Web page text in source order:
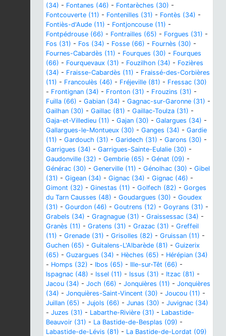
(34) - Fontanes (46) - Fontarèches (30) -
Fontcouverte (11) - Fontenilles (31) - Fontès (34) -
Fontiès-d'Aude (11) - Fontjoncouse (11) -
Fontpédrouse (66) - Fontrailles (65) - Forgues (31) -
Fos (31) - Fos (34) - Fosse (66) - Fournès (30) -
Fournes-Cabardès (11) - Fourques (30) - Fourques
(66) - Fourquevaux (31) - Fouzilhon (34) - Fozières
(34) - Fraisse-Cabardès (11) - Fraissé-des-Corbières
(11) - Francoulès (46) - Fréjeville (81) - Fressac (30)
- Frontignan (34) - Fronton (31) - Frouzins (31) -
Fuilla (66) - Gabian (34) - Gagnac-sur-Garonne (31) -
Gailhan (30) - Gaillac (81) - Gaillac-Toulza (31) -
Gaja-et-Villedieu (11) - Gajan (30) - Galargues (34) -
Gallargues-le-Montueux (30) - Ganges (34) - Gardie
(11) - Gardouch (31) - Garidech (31) - Garons (30) -
Garrigues (34) - Garrigues-Sainte-Eulalie (30) -
Gaudonville (32) - Gembrie (65) - Génat (09) -
Générac (30) - Generville (11) - Génolhac (30) - Gibel
(31) - Gigean (34) - Gignac (34) - Gignac (46) -
Gimont (32) - Ginestas (11) - Golfech (82) - Gorges
du Tarn Causses (48) - Goudargues (30) - Goudex
(31) - Gourdon (46) - Goutrens (12) - Goyrans (31) -
Grabels (34) - Gragnague (31) - Graissessac (34) -
Granès (11) - Gratens (31) - Grazac (31) - Greffeil
(11) - Grenade (31) - Grisolles (82) - Gruissan (11) -
Guchen (65) - Guitalens-L'Albarède (81) - Guizerix
(65) - Guzargues (34) - Hèches (65) - Hérépian (34)
- Homps (32) - Ibos (65) - Ille-sur-Têt (66) -
Ispagnac (48) - Issel (11) - Issus (31) - Itzac (81) -
Jacou (34) - Joch (66) - Jonquières (11) - Jonquières
(34) - Jonquières-Saint-Vincent (30) - Joucou (11) -
Juillan (65) - Jujols (66) - Junas (30) - Juvignac (34)
- Juzes (31) - Labarthe-Rivière (31) - Labastide-
Beauvoir (31) - La Bastide-de-Besplas (09) -
Labastide-de-Lévis (81) - La Bastide-de-Lordat (09)